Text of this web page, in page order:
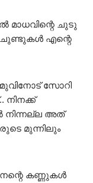
മാധവിന്റെ ചുടു
ചുണ്ടുകൾ എന്റെ
സോറി
നിനക്ക്
നിന്നല്ല അത്
മുന്നിലും
കണ്ണുകൾ